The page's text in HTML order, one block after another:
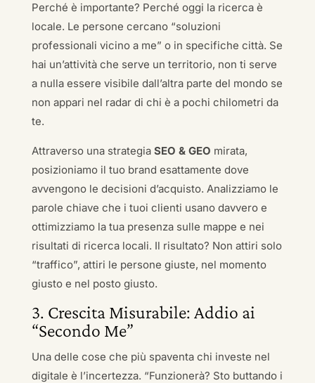
Perché è importante? Perché oggi la ricerca è
locale. Le persone cercano “soluzioni
professionali vicino a me” o in specifiche città. Se
hai un’attività che serve un territorio, non ti serve
a nulla essere visibile dall’altra parte del mondo se
non appari nel radar di chi è a pochi chilometri da
te.
Attraverso una strategia SEO & GEO mirata,
posizioniamo il tuo brand esattamente dove
avvengono le decisioni d’acquisto. Analizziamo le
parole chiave che i tuoi clienti usano davvero e
ottimizziamo la tua presenza sulle mappe e nei
risultati di ricerca locali. Il risultato? Non attiri solo
“traffico”, attiri le persone giuste, nel momento
giusto e nel posto giusto.
3. Crescita Misurabile: Addio ai
“Secondo Me”
Una delle cose che più spaventa chi investe nel
digitale è l’incertezza. “Funzionerà? Sto buttando i